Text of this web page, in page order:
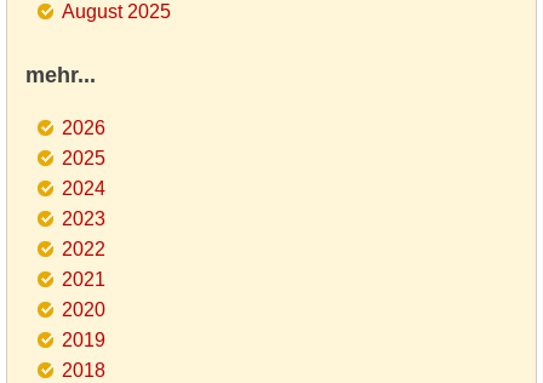
August 2025
mehr...
2026
2025
2024
2023
2022
2021
2020
2019
2018